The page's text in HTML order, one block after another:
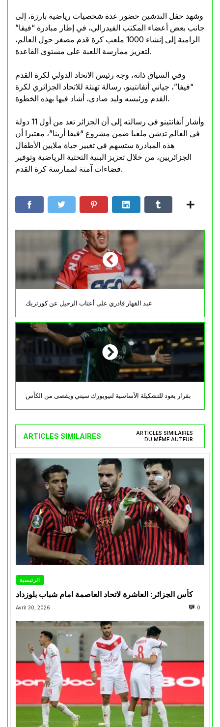
وشهد حفل التدشين حضور عدة شخصيات رياضية بارزة، إلى
جانب بعض أعضاء المكتب الفيدرالي، في إطار مبادرة “فيفا”
الرامية إلى إنشاء 1000 ملعب كرة قدم مصغر حول العالم،
لتعزيز ممارسة اللعبة على مستوى القاعدة.
وفي السياق ذاته، وجه رئيس الاتحاد الدولي لكرة القدم
“فيفا”، جياني أنفانتينو، رسالة تهنئة للاتحاد الجزائري لكرة
القدم ورئيسه وليد صادي، أشاد فيها بهذه الخطوة.
وأشار أنفانتينو في رسالته إلى أن الجزائر تعد من أول 11 دولة
في العالم تدشن ملعبا ضمن مشروع “فيفا أرينا”، معتبرا أن
هذه المبادرة ستسهم في تغيير حياة ملايين الأطفال
الجزائريين، من خلال تعزيز البنية التحتية الرياضية وتوفير
فضاءات آمنة لممارسة كرة القدم.
عبد القهار قادري على أعتاب الرحيل عن كورتريك
بقرار يعود للتشكيلة الأساسية لنيويورك سيتي ويقصى من الكأس
ARTICLES SIMILAIRES
ARTICLES SIMILAIRES
DU MÊME AUTEUR
الرئيسية
كأس الجزائر: العاشرة لاتحاد العاصمة امام شباب بلوزداد
Avril 30, 2026 0